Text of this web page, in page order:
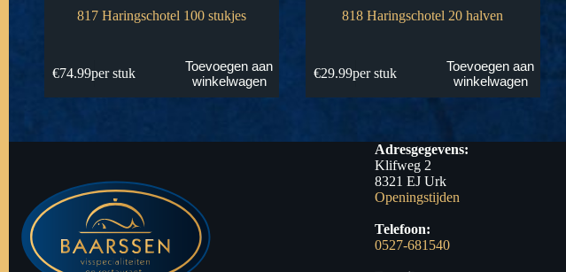
817 Haringschotel 100 stukjes
€74.99per stuk
Toevoegen aan
winkelwagen
818 Haringschotel 20 halven
€29.99per stuk
Toevoegen aan
winkelwagen
Adresgegevens:
Klifweg 2
8321 EJ Urk
Openingstijden
Telefoon:
0527-681540